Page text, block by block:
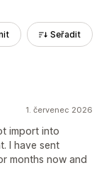
Seřadit
1. červenec 2026
import into
I have sent
months now and